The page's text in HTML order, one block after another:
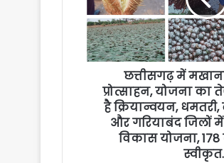
छत्तीसगढ़ में
प्रोत्साहन, योजना का
है क्रियान्वयन,
और गरियाबंद जिलों
विकास योजना,